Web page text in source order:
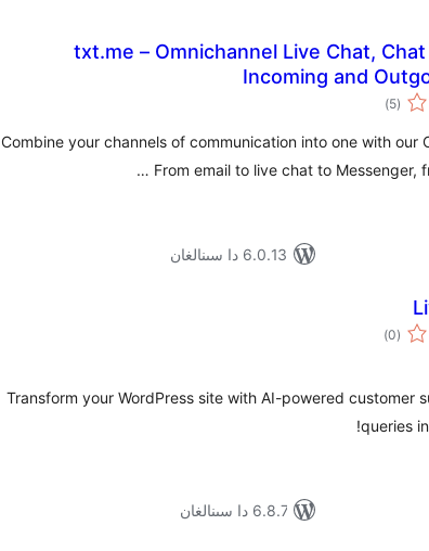
txt.me – Omnichannel Live Chat,
Incoming and
(5 ئومۇمىي
دەرىجە)
Combine your channels of communication into one with our
From email to live chat to Messenger,
6.0.13 دا سىنالغان
(0 ئومۇمىي
دەرىجە
)
Transform your WordPress site with AI-powered customer
queries
6.8.7 دا سىنالغان